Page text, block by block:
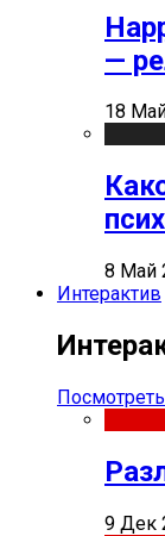
—
18
8 Май
Интерактив
9 Дек